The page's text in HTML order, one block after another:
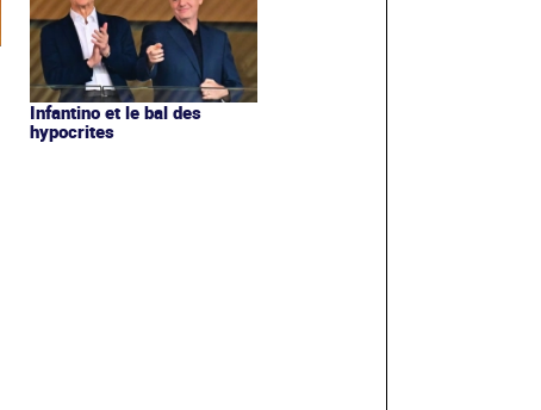
Infantino et le bal des
hypocrites